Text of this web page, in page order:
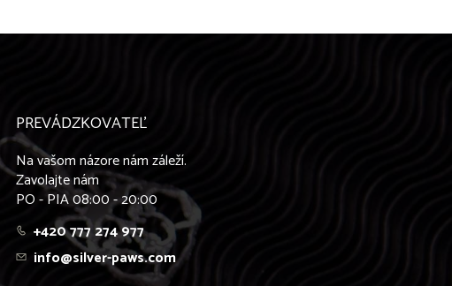
PREVÁDZKOVATEĽ
Na vašom názore nám záleží.
Zavolajte nám
PO - PIA 08:00 - 20:00
+420 777 274 977
info@silver-paws.com